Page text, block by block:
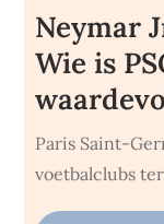
Neymar
Wie is
Paris Saint-
voetbalclubs